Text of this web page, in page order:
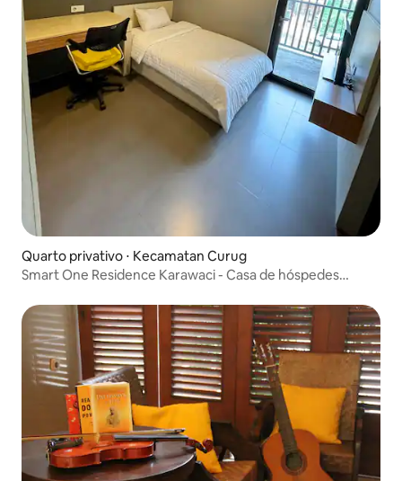
Quarto privativo ⋅ Kecamatan Curug
Smart One Residence Karawaci - Casa de hóspedes